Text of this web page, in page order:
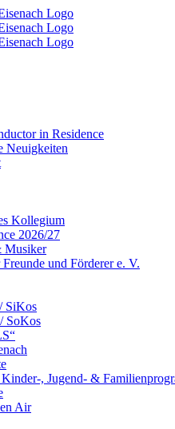
in Residence
Neuigkeiten
Kollegium
2026/27
Musiker
und Förderer e. V.
SiKos
SoKos
Kinder-, Jugend- &
Air